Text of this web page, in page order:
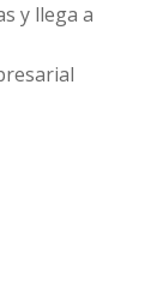
y llega a